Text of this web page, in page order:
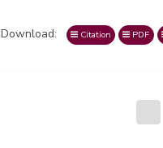
Download: Citation PDF